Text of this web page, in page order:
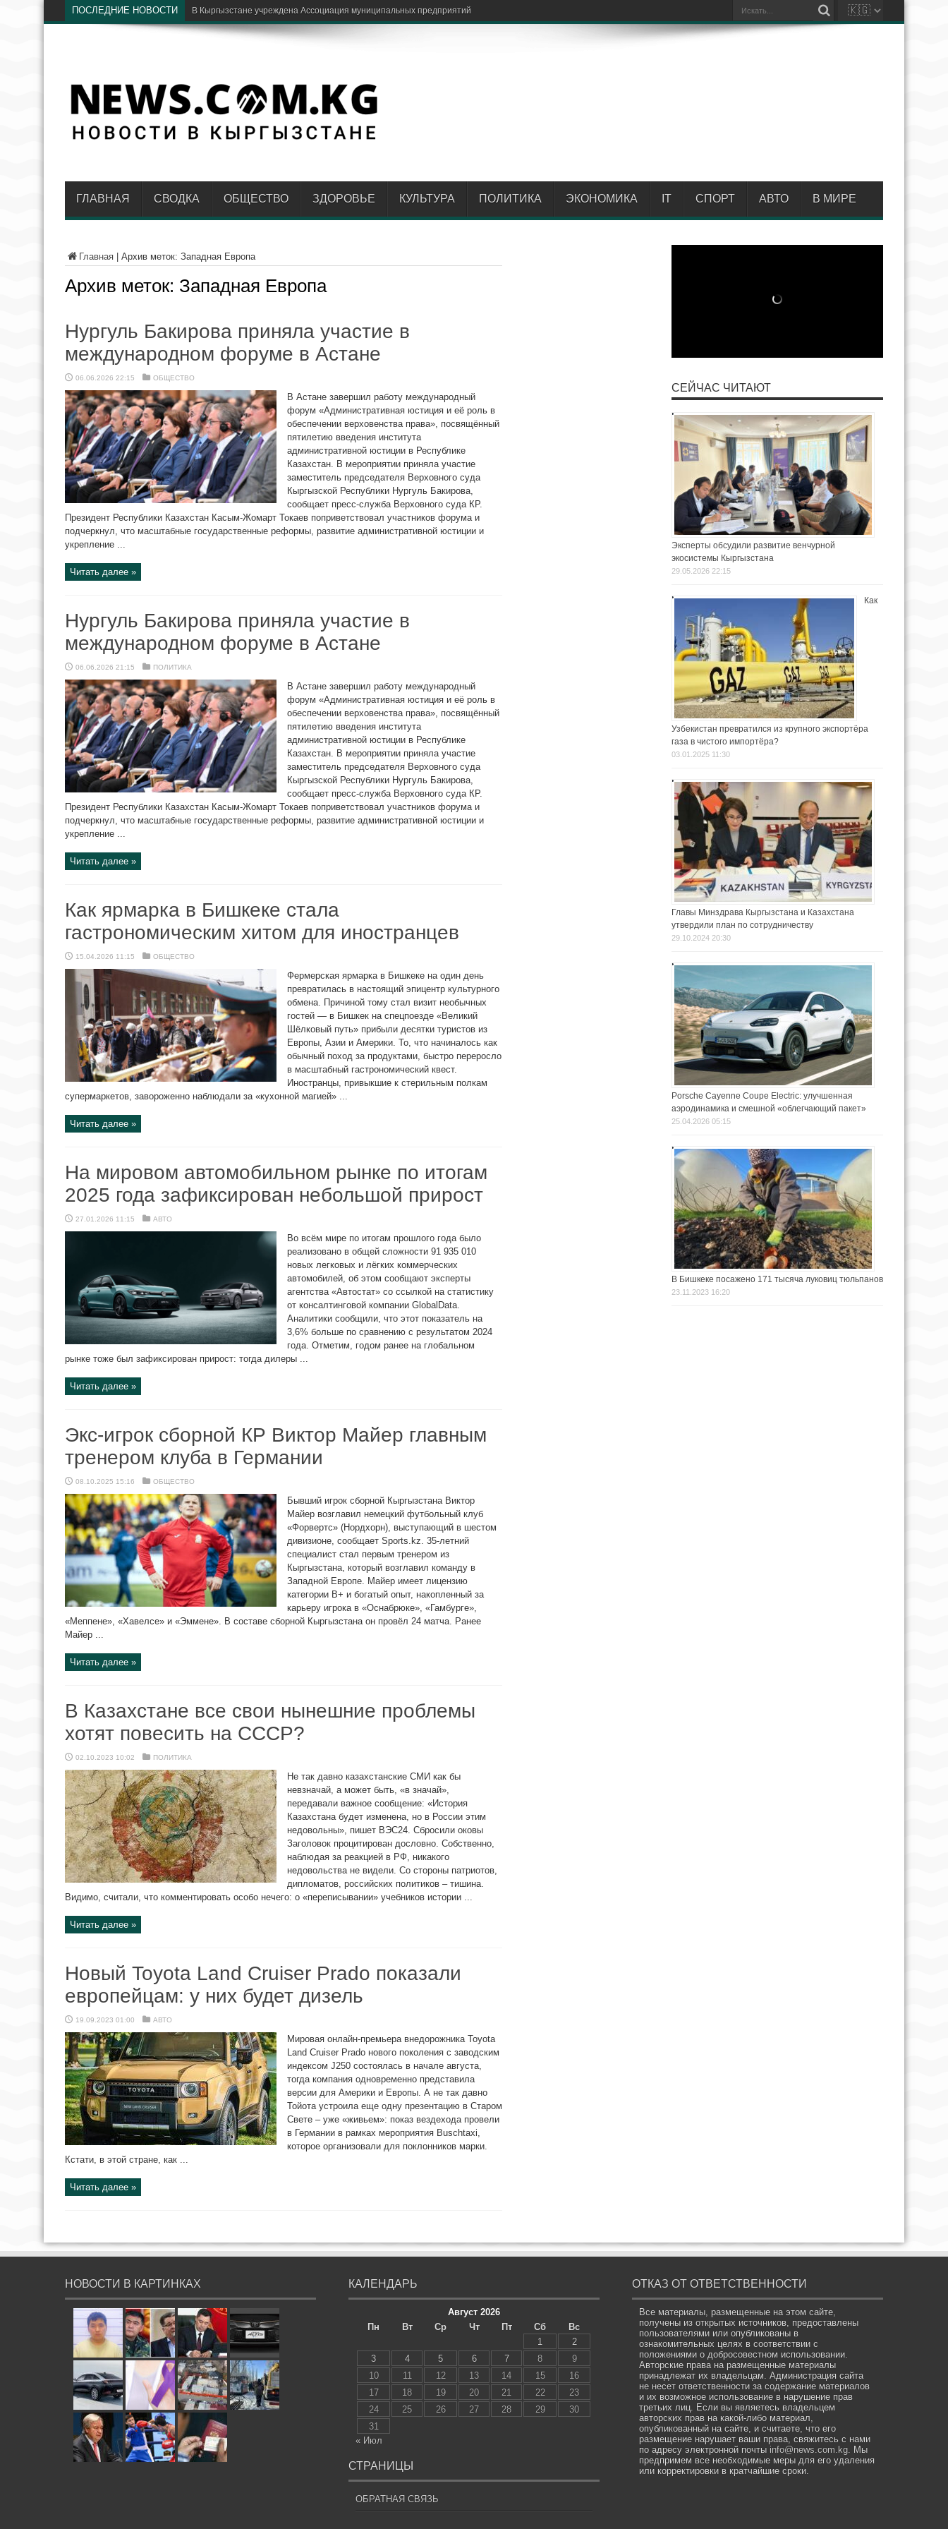
ПОСЛЕДНИЕ НОВОСТИ Бишкекские х
ГЛАВНАЯ СВОДКА ОБЩЕСТВО ЗДОРОВЬЕ КУЛЬТУРА ПОЛИТИКА ЭКОНОМИКА IT СПОРТ АВТО В МИРЕ
Главная Архив меток: Западная Европа
Архив меток: Западная Европа
Нургуль Бакирова приняла участие в
международном форуме в Астане
06.06.2026 22:15 ОБЩЕСТВО
В Астане завершил работу международный
форум «Административная юстиция и её роль в
обеспечении верховенства права», посвящённый
пятилетию введения института
административной юстиции в Республике
Казахстан. В мероприятии приняла участие
заместитель председателя Верховного суда
Кыргызской Республики Нургуль Бакирова,
сообщает пресс-служба Верховного суда КР.
Президент Республики Казахстан Касым-Жомарт Токаев поприветствовал участников форума и
подчеркнул, что масштабные государственные реформы, развитие административной юстиции и
укрепление ...
Читать далее »
Нургуль Бакирова приняла участие в
международном форуме в Астане
06.06.2026 21:15 ПОЛИТИКА
В Астане завершил работу международный
форум «Административная юстиция и её роль в
обеспечении верховенства права», посвящённый
пятилетию введения института
административной юстиции в Республике
Казахстан. В мероприятии приняла участие
заместитель председателя Верховного суда
Кыргызской Республики Нургуль Бакирова,
сообщает пресс-служба Верховного суда КР.
Президент Республики Казахстан Касым-Жомарт Токаев поприветствовал участников форума и
подчеркнул, что масштабные государственные реформы, развитие административной юстиции и
укрепление ...
Читать далее »
Как ярмарка в Бишкеке стала
гастрономическим хитом для иностранцев
15.04.2026 11:15 ОБЩЕСТВО
Фермерская ярмарка в Бишкеке на один день
превратилась в настоящий эпицентр культурного
обмена. Причиной тому стал визит необычных
гостей — в Бишкек на спецпоезде «Великий
Шёлковый путь» прибыли десятки туристов из
Европы, Азии и Америки. То, что начиналось как
обычный поход за продуктами, быстро переросло
в масштабный гастрономический квест.
Иностранцы, привыкшие к стерильным полкам
супермаркетов, завороженно наблюдали за «кухонной магией» ...
Читать далее »
На мировом автомобильном рынке по итогам
2025 года зафиксирован небольшой прирост
27.01.2026 11:15 АВТО
Во всём мире по итогам прошлого года было
реализовано в общей сложности 91 935 010
новых легковых и лёгких коммерческих
автомобилей, об этом сообщают эксперты
агентства «Автостат» со ссылкой на статистику
от консалтинговой компании GlobalData.
Аналитики сообщили, что этот показатель на
3,6% больше по сравнению с результатом 2024
года. Отметим, годом ранее на глобальном
рынке тоже был зафиксирован прирост: тогда дилеры ...
Читать далее »
Экс-игрок сборной КР Виктор Майер главным
тренером клуба в Германии
08.10.2025 15:16 ОБЩЕСТВО
Бывший игрок сборной Кыргызстана Виктор
Майер возглавил немецкий футбольный клуб
«Форвертс» (Нордхорн), выступающий в шестом
дивизионе, сообщает Sports.kz. 35-летний
специалист стал первым тренером из
Кыргызстана, который возглавил команду в
Западной Европе. Майер имеет лицензию
категории B+ и богатый опыт, накопленный за
карьеру игрока в «Оснабрюке», «Гамбурге»,
«Меппене», «Хавелсе» и «Эммене». В составе сборной Кыргызстана он провёл 24 матча. Ранее
Майер ...
Читать далее »
В Казахстане все свои нынешние проблемы
хотят повесить на СССР?
02.10.2023 10:02 ПОЛИТИКА
Не так давно казахстанские СМИ как бы
невзначай, а может быть, «в значай»,
передавали важное сообщение: «История
Казахстана будет изменена, но в России этим
недовольны», пишет ВЭС24. Сбросили оковы
Заголовок процитирован дословно. Собственно,
наблюдая за реакцией в РФ, никакого
недовольства не видели. Со стороны патриотов,
дипломатов, российских политиков – тишина.
Видимо, считали, что комментировать особо нечего: о «переписывании» учебников истории ...
Читать далее »
Новый Toyota Land Cruiser Prado показали
европейцам: у них будет дизель
19.09.2023 01:00 АВТО
Мировая онлайн-премьера внедорожника Toyota
Land Cruiser Prado нового поколения с заводским
индексом J250 состоялась в начале августа,
тогда компания одновременно представила
версии для Америки и Европы. А не так давно
Тойота устроила еще одну презентацию в Старом
Свете – уже «живьем»: показ вездехода провели
в Германии в рамках мероприятия Buschtaxi,
которое организовали для поклонников марки.
Кстати, в этой стране, как ...
Читать далее »
СЕЙЧАС ЧИТАЮТ
Эксперты обсудили развитие венчурной
экосистемы Кыргызстана
29.05.2026 22:15
Как
Узбекистан превратился из крупного экспортёра
газа в чистого импортёра?
03.01.2025 11:30
Главы Минздрава Кыргызстана и Казахстана
утвердили план по сотрудничеству
29.10.2024 20:30
Porsche Cayenne Coupe Electric: улучшенная
аэродинамика и смешной «облегчающий пакет»
25.04.2026 05:15
В Бишкеке посажено 171 тысяча луковиц тюльпанов
23.11.2023 16:20
НОВОСТИ В КАРТИНКАХ КАЛЕНДАРЬ
Август 2026
Пн
Вт Ср Чт Пт Сб
Вс
1
2
3
4 5 6 7 8
9
10
11 12 13 14 15
16
17
18 19 20 21 22
23
24
25 26 27 28 29
30
31
« Июл
СТРАНИЦЫ
ОБРАТНАЯ СВЯЗЬ
ОТКАЗ ОТ ОТВЕТСТВЕННОСТИ
Все материалы, размещенные на этом сайте,
получены из открытых источников, предоставлены
пользователями или опубликованы в
ознакомительных целях в соответствии с
положениями о добросовестном использовании.
Авторские права на размещенные материалы
принадлежат их владельцам. Администрация сайта
не несет ответственности за содержание материалов
и их возможное использование в нарушение прав
третьих лиц. Если вы являетесь владельцем
авторских прав на какой-либо материал,
опубликованный на сайте, и считаете, что его
размещение нарушает ваши права, свяжитесь с нами
по адресу электронной почты info@news.com.kg. Мы
предпримем все необходимые меры для его удаления
или корректировки в кратчайшие сроки.